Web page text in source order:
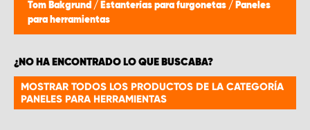
Tom Bakgrund / Estanterías para furgonetas / Paneles
para herramientas
¿NO HA ENCONTRADO LO QUE BUSCABA?
MOSTRAR TODOS LOS PRODUCTOS DE LA CATEGORÍA
PANELES PARA HERRAMIENTAS